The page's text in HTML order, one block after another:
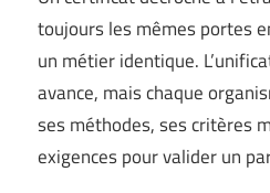
toujours les mêmes portes
un métier identique.
avance, mais chaque
ses méthodes, ses critères
exigences pour valider un